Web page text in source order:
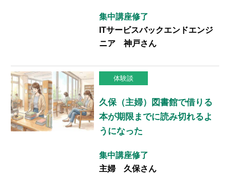
集中講座修了
ITサービスバックエンドエンジ
ニア 神戸さん
体験談
久保（主婦）図書館で借りる
本が期限までに読み切れるよ
うになった
集中講座修了
主婦 久保さん